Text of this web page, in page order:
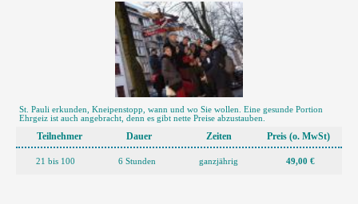
St. Pauli erkunden, Kneipenstopp, wann und wo Sie wollen. Eine gesunde Portion
Ehrgeiz ist auch angebracht, denn es gibt nette Preise abzustauben.
Teilnehmer Dauer Zeiten Preis (o. MwSt)
21 bis 100 6 Stunden ganzjährig 49,00 €